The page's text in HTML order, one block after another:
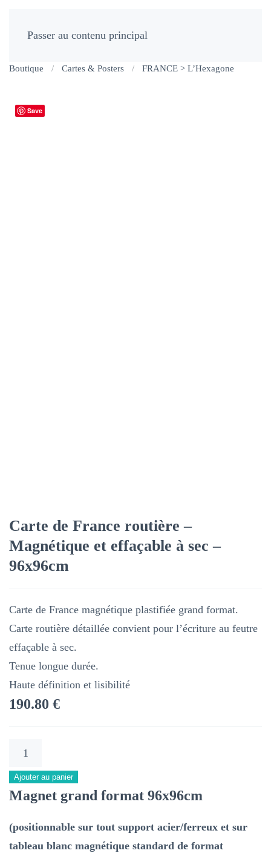
Passer au contenu principal
Boutique Cartes & Posters FRANCE > L’Hexagone
Save
Carte de France routière –
Magnétique et effaçable à sec –
96x96cm
Carte de France magnétique plastifiée grand format.
Carte routière détaillée convient pour l’écriture au feutre
effaçable à sec.
Tenue longue durée.
Haute définition et lisibilité
190.80 €
quantité
Carte
de
France
routière
Ajouter au panier
Magnet grand format 96x96cm
(positionnable sur tout support acier/ferreux et sur
tableau blanc magnétique standard de format